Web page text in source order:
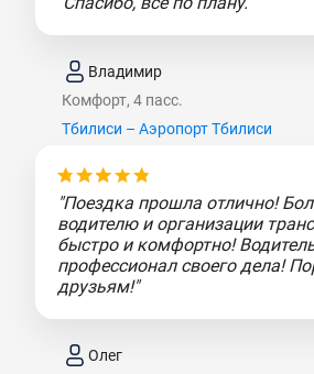
Владимир
Комфорт, 4 пасс.
Тбилиси – Аэропорт Тбилиси
"Поездка прошла отлично!
водителю и организации
быстро и комфортно!
профессионал своего дела!
друзьям!"
Олег